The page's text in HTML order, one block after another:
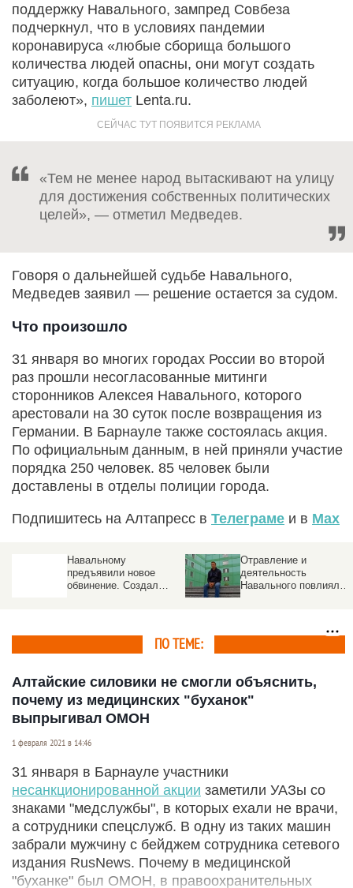
поддержку Навального, зампред Совбеза
подчеркнул, что в условиях пандемии
коронавируса «любые сборища большого
количества людей опасны, они могут создать
ситуацию, когда большое количество людей
заболеют», пишет Lenta.ru.
«Тем не менее народ вытаскивают на улицу
для достижения собственных политических
целей», — отметил Медведев.
Говоря о дальнейшей судьбе Навального,
Медведев заявил — решение остается за судом.
Что произошло
31 января во многих городах России во второй
раз прошли несогласованные митинги
сторонников Алексея Навального, которого
арестовали на 30 суток после возвращения из
Германии. В Барнауле также состоялась акция.
По официальным данным, в ней приняли участие
порядка 250 человек. 85 человек были
доставлены в отделы полиции города.
Подпишитесь на Алтапресс в Телеграме и в Max
Отравление и
деятельность
Навального повлияли
Полицейский
начальник подал в суд
на паблик "ВКонтакте",
ПО ТЕМЕ:
Алтайские силовики не смогли объяснить,
почему из медицинских "буханок"
выпрыгивал ОМОН
1 февраля 2021 в 14:46
31 января в Барнауле участники
несанкционированной акции заметили УАЗы со
знаками "медслужбы", в которых ехали не врачи,
а сотрудники спецслужб. В одну из таких машин
забрали мужчину с бейджем сотрудника сетевого
издания RusNews. Почему в медицинской
"буханке" был ОМОН, в правоохранительных